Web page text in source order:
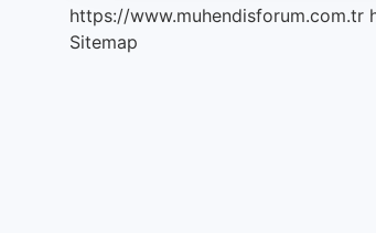
https://www.muhendisforum.com.tr
Sitemap